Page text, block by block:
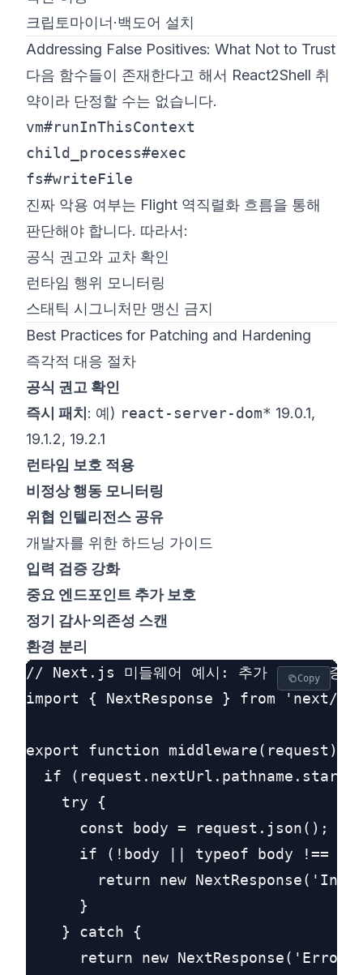
크립토마이너·백도어 설치
Addressing False Positives: What Not to Trust
다음 함수들이 존재한다고 해서 React2Shell 취
약이라 단정할 수는 없습니다.
vm#runInThisContext
child_process#exec
fs#writeFile
진짜 악용 여부는 Flight 역직렬화 흐름을 통해
판단해야 합니다. 따라서:
공식 권고와 교차 확인
런타임 행위 모니터링
스태틱 시그니처만 맹신 금지
Best Practices for Patching and Hardening
즉각적 대응 절차
공식 권고 확인
즉시 패치 : 예) react-server-dom* 19.0.1,
19.1.2, 19.2.1
런타임 보호 적용
비정상 행동 모니터링
위협 인텔리전스 공유
개발자를 위한 하드닝 가이드
입력 검증 강화
중요 엔드포인트 추가 보호
정기 감사·의존성 스캔
환경 분리
// Next.js 미들웨어 예시: 추가 입력 검증
import { NextResponse } from 'next/
export function middleware(request) {
if
    try {
      const body = request.json();
if (!body || typeof body !==
return new
      }
    } catch {
return new NextResponse('Error
Copy